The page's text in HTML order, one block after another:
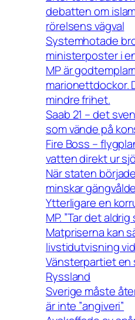
debatten om
rörelsens vägval
Systemhotade
ministerposter i
MP är
marionettdockor.
mindre frihet.
Saab 21 – det
som vände på
Fire Boss –
vatten direkt ur
När staten
minskar
Ytterligare en
MP. ”Tar det aldrig
Matpriserna kan
livstidutvisning
Vänsterpartiet en
Ryssland
Sverige måste
är inte ”angiveri”